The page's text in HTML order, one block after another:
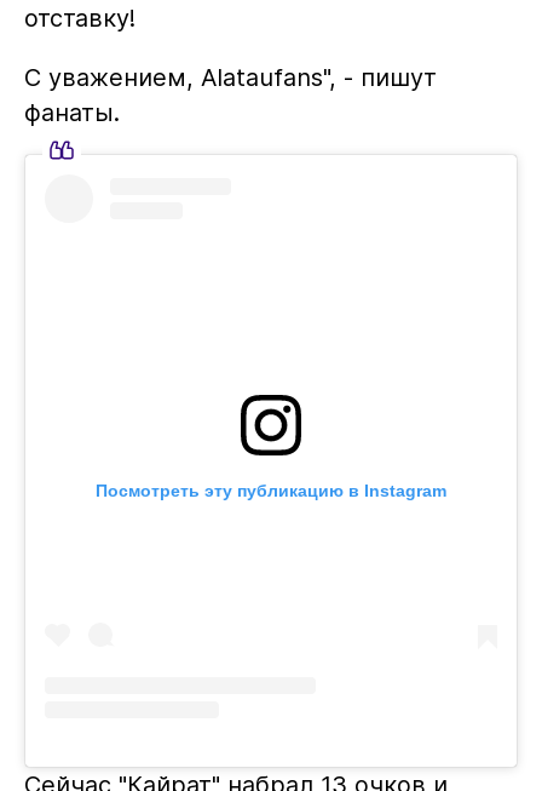
отставку!
С уважением, Alataufans", - пишут
фанаты.
Посмотреть эту публикацию в Instagram
Сейчас "Кайрат" набрал 13 очков и